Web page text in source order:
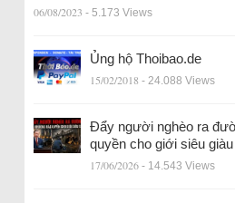
06/08/2023 - 5.173 Views
Ủng hộ Thoibao.de
15/02/2018 - 24.088 Views
Đẩy người nghèo ra
quyền cho giới siêu giàu
17/06/2026 - 14.543 Views